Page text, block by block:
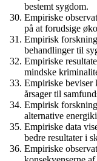
bestemt sygdom.
Empiriske
på at forudsige
Empirisk
behandlinger til
Empiriske
mindske
Empiriske beviser
årsager til
Empirisk
alternative
Empiriske data
bedre resultater i
Empiriske